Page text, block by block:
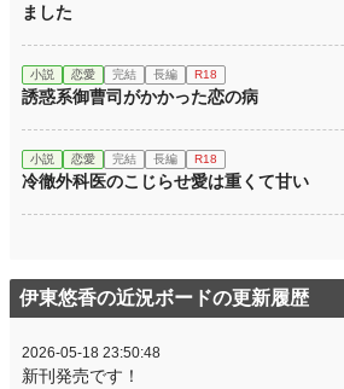
ました
小説 恋愛 完結 長編 R18
誘惑系御曹司がかかった恋の病
小説 恋愛 完結 長編 R18
冷徹外科医のこじらせ愛は重くて甘い
伊東悠香の近況ボードの更新履歴
2026-05-18 23:50:48
新刊発売です！